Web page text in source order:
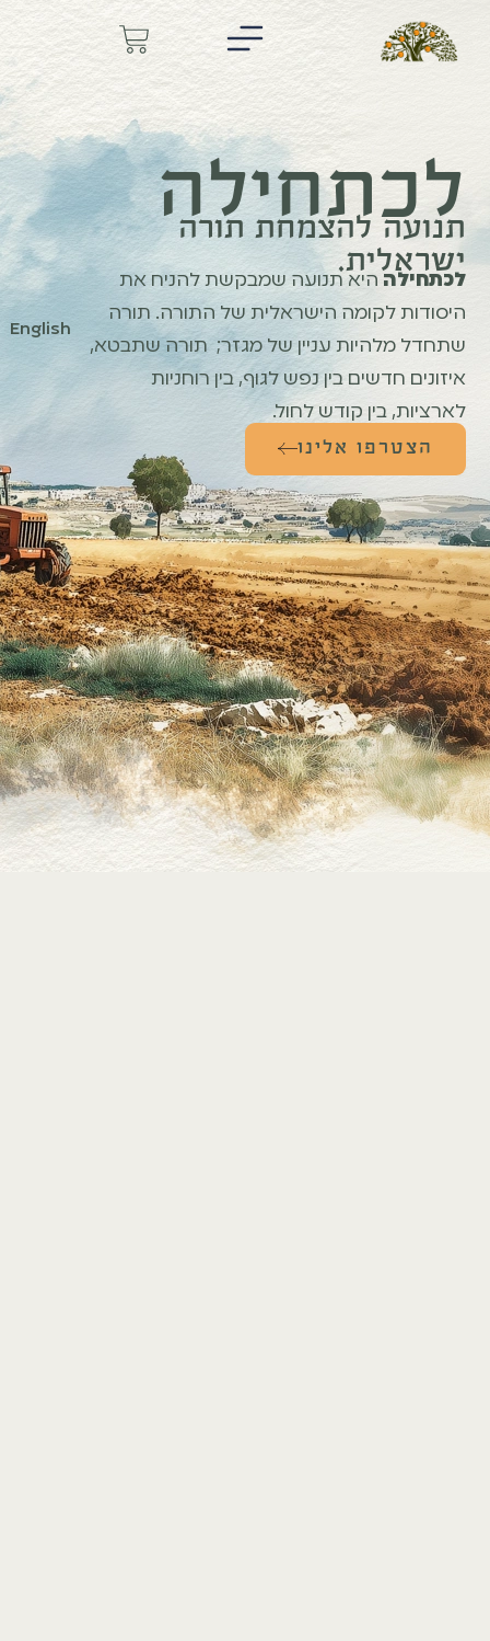
English
לכתחילה
תנועה להצמחת תורה
ישראלית.
לכתחילה היא תנועה שמבקשת להניח את
היסודות לקומה הישראלית של התורה. תורה
שתחדל מלהיות עניין של מגזר; תורה שתבטא,
איזונים חדשים בין נפש לגוף, בין רוחניות
לארציות, בין קודש לחול.
הצטרפו אלינו